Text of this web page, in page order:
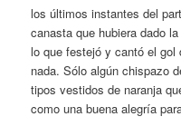
los últimos instantes del
canasta que hubiera dado
lo que festejó y cantó el gol
nada. Sólo algún chispazo
tipos vestidos de naranja
como una buena alegría